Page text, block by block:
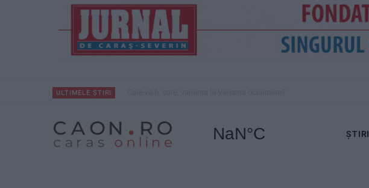
ULTIMELE ȘTIRI
ȘTIRI